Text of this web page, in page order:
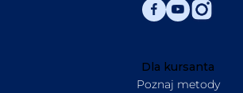
Dla kursanta
Poznaj metody